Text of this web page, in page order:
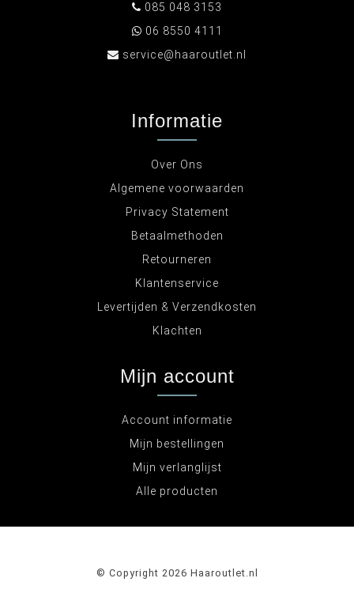
085 048 3153
06 8550 4111
service@haaroutlet.nl
Informatie
Over Ons
Algemene voorwaarden
Privacy Statement
Betaalmethoden
Retourneren
Klantenservice
Levertijden & Verzendkosten
Klachten
Mijn account
Account informatie
Mijn bestellingen
Mijn verlanglijst
Alle producten
© Copyright 2026 Haaroutlet.nl